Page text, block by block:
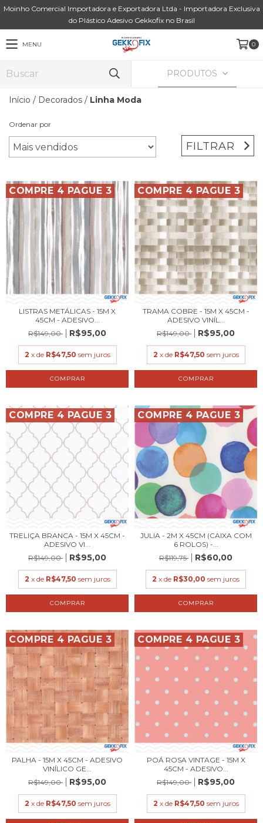
Moinho Comercial Importadora e Exportadora Ltda - Importadora Exclusiva
do Plástico Adesivo Gekkofix no Brasil
MENU 0
PRODUTOS
Início / Decorados / Linha Moda
Ordenar por
FILTRAR
COMPRE 4 PAGUE 3
LISTRAS METÁLICAS - 15M X
45CM - ADESIVO...
R$149,00
R$95,00
2 x de R$47,50 sem juros
COMPRE 4 PAGUE 3
TRAMA COBRE - 15M X 45CM -
ADESIVO VINÍL...
R$149,00
R$95,00
2 x de R$47,50 sem juros
COMPRE 4 PAGUE 3
TRELIÇA BRANCA - 15M X 45CM -
ADESIVO VI...
R$149,00
R$95,00
2 x de R$47,50 sem juros
COMPRE 4 PAGUE 3
JULIA - 2M X 45CM (CAIXA COM
6 ROLOS) -...
R$119,75
R$60,00
2 x de R$30,00 sem juros
COMPRE 4 PAGUE 3
PALHA - 15M X 45CM - ADESIVO
VINÍLICO GE...
R$149,00
R$95,00
2 x de R$47,50 sem juros
COMPRE 4 PAGUE 3
POÁ ROSA VINTAGE - 15M X
45CM - ADESIVO...
R$149,00
R$95,00
2 x de R$47,50 sem juros